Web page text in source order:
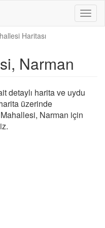
Haritası
Narman
detaylı harita ve uydu
üzerinde
Narman için